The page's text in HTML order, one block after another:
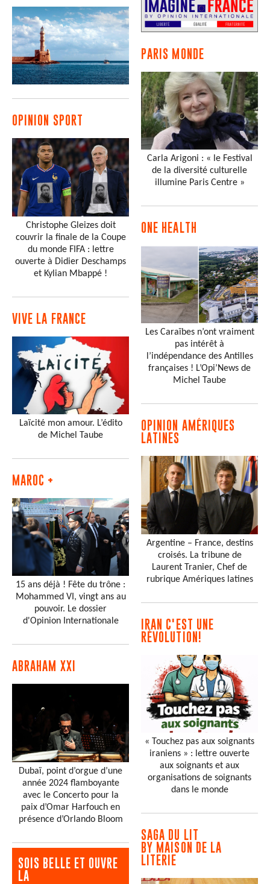
OPINION SPORT
Christophe Gleizes doit
couvrir la finale de la Coupe
du monde FIFA : lettre
ouverte à Didier Deschamps
et Kylian Mbappé !
VIVE LA FRANCE
Laïcité mon amour. L’édito
de Michel Taube
MAROC +
15 ans déjà ! Fête du trône :
Mohammed VI, vingt ans au
pouvoir. Le dossier
d'Opinion Internationale
ABRAHAM XXI
Dubaï, point d’orgue d’une
année 2024 flamboyante
avec le Concerto pour la
paix d’Omar Harfouch en
présence d’Orlando Bloom
SOIS BELLE ET OUVRE
LA
PARIS MONDE
Carla Arigoni : « le Festival
de la diversité culturelle
illumine Paris Centre »
ONE HEALTH
Les Caraïbes n’ont vraiment
pas intérêt à
l’indépendance des Antilles
françaises ! L’Opi’News de
Michel Taube
OPINION AMÉRIQUES
LATINES
Argentine – France, destins
croisés. La tribune de
Laurent Tranier, Chef de
rubrique Amériques latines
IRAN C'EST UNE
RÉVOLUTION!
« Touchez pas aux soignants
iraniens » : lettre ouverte
aux soignants et aux
organisations de soignants
dans le monde
SAGA DU LIT
BY MAISON DE LA
LITERIE